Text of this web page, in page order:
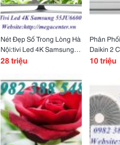
Nét Đẹp Số Trong Lòng Hà
Nội:tivi Led 4K Samsung
55Ju6600 55 Inch Giá Rẻ
28 triệu
Phân
Daikin 2
10 triệu